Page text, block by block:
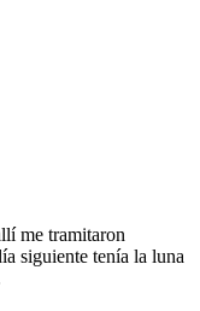
me tramitaron
siguiente tenía la luna